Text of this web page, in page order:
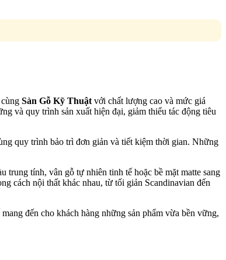
cùng Sàn Gỗ Kỹ Thuật với chất lượng cao và mức giá
và quy trình sản xuất hiện đại, giảm thiểu tác động tiêu
quy trình bảo trì đơn giản và tiết kiệm thời gian. Những
trung tính, vân gỗ tự nhiên tinh tế hoặc bề mặt matte sang
cách nội thất khác nhau, từ tối giản Scandinavian đến
đến cho khách hàng những sản phẩm vừa bền vững,